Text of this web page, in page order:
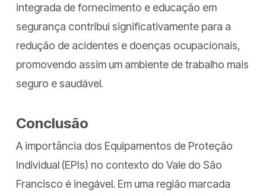
integrada de fornecimento e educação em
segurança contribui significativamente para a
redução de acidentes e doenças ocupacionais,
promovendo assim um ambiente de trabalho mais
seguro e saudável.
Conclusão
A importância dos Equipamentos de Proteção
Individual (EPIs) no contexto do Vale do São
Francisco é inegável. Em uma região marcada